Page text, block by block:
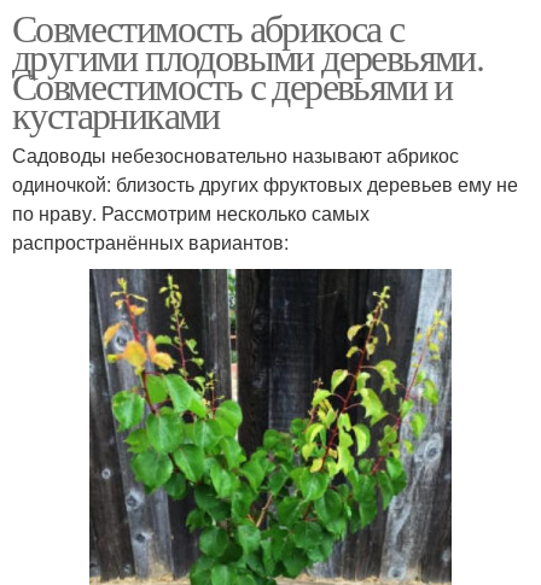
Совместимость абрикоса с
другими плодовыми деревьями.
Совместимость с деревьями и
кустарниками
Садоводы небезосновательно называют абрикос
одиночкой: близость других фруктовых деревьев ему не
по нраву. Рассмотрим несколько самых
распространённых вариантов: